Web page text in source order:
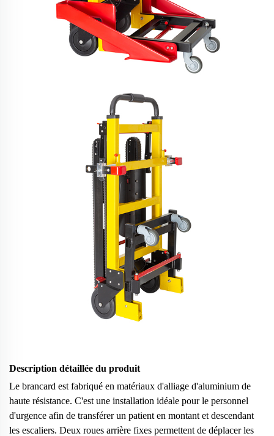
Description détaillée du produit
Le brancard est fabriqué en matériaux d'alliage d'aluminium de
haute résistance. C'est une installation idéale pour le personnel
d'urgence afin de transférer un patient en montant et descendant
les escaliers. Deux roues arrière fixes permettent de déplacer les